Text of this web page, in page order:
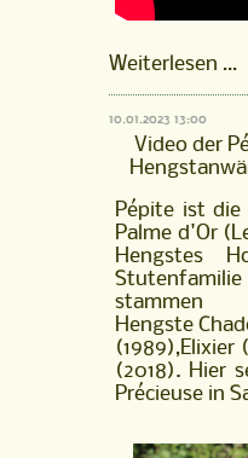
Weiterlesen …
10.01.2023 13:00
Video der
Pépite ist die
Palme d'Or
Hengstes
Stutenfamilie
stammen
Hengste
(1989),Elixier
(2018). Hier
Précieuse in